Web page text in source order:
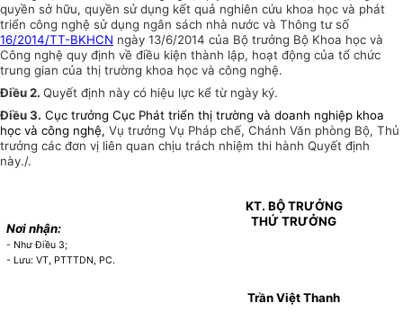
quyền sở hữu, quyền sử dụng kết quả nghiên cứu khoa học và phát
triển công nghệ sử dụng ngân sách nhà nước và Thông tư số
16/2014/TT-BKHCN ngày 13/6/2014 của Bộ trưởng Bộ Khoa học và
Công nghệ quy định về điều kiện thành lập, hoạt động của tổ chức
trung gian của thị trường khoa học và công nghệ.
Điều 2. Quyết định này có hiệu lực kể từ ngày ký.
Điều 3. Cục trưởng Cục Phát triển thị trường và doanh nghiệp khoa
học và công nghệ, Vụ trưởng Vụ Pháp chế, Chánh Văn phòng Bộ, Thủ
trưởng các đơn vị liên quan chịu trách nhiệm thi hành Quyết định
này./.
Nơi nhận:
- Như Điều 3;
- Lưu: VT, PTTTDN, PC.
KT. BỘ TRƯỞNG
THỨ TRƯỞNG
Trần Việt Thanh